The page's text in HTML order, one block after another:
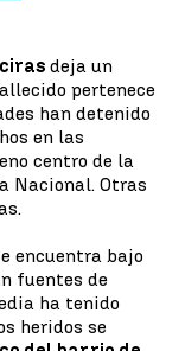
deja un
pertenece
han detenido
en las
centro de la
Nacional. Otras
encuentra bajo
fuentes de
ha tenido
heridos se